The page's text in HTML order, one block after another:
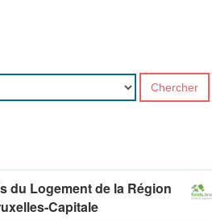
Chercher
du Logement de la Région
Capitale